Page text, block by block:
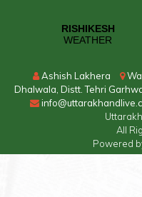
Ashish Lakhera
Dhalwala, Distt. Tehri
All
Powered